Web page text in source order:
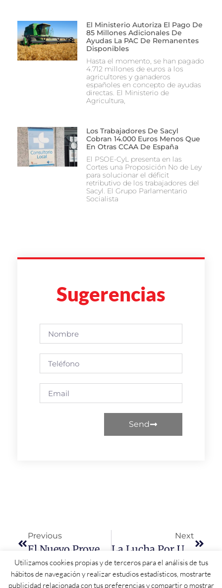
El Ministerio Autoriza El Pago De
85 Millones Adicionales De
Ayudas La PAC De Remanentes
Disponibles
Hasta el momento, se han pagado
4.712 millones de euros a los
agricultores y ganaderos
españoles en concepto de ayudas
directas. El Ministerio de
Agricultura,
Los Trabajadores De Sacyl
Cobran 14.000 Euros Menos Que
En Otras CCAA De España
El PSOE-CyL presenta en las
Cortes una Proposición No de Ley
para solucionar el déficit
retributivo de los trabajadores del
Sacyl. El Grupo Parlamentario
Socialista
Sugerencias
Send
Previous Next
La Lucha Por Un Trasplante De Riñón En Salamanca
Utilizamos cookies propias y de terceros para el análisis de tus
hábitos de navegación y realizar estudios estadísticos, mostrarte
publicidad relacionada con tus preferencias y compartir o mostrar